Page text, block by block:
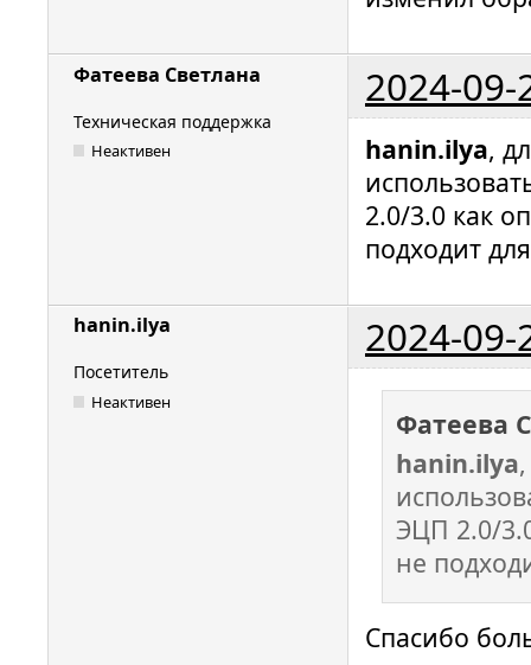
Фатеева Светлана 2024-09-
Техническая поддержка
Неактивен hanin.ilya,
2.0/3.0 как
подходит
hanin.ilya 2024-09-
Посетитель
Неактивен
Фатеева
hanin.ilya
ЭЦП 2.0/
не
Спасибо